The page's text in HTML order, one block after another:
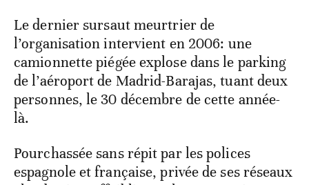
Le dernier sursaut meurtrier de
l’organisation intervient en 2006: une
camionnette piégée explose dans le parking
de l’aéroport de Madrid-Barajas, tuant deux
personnes, le 30 décembre de cette année-
là.
Pourchassée sans répit par les polices
espagnole et française, privée de ses réseaux